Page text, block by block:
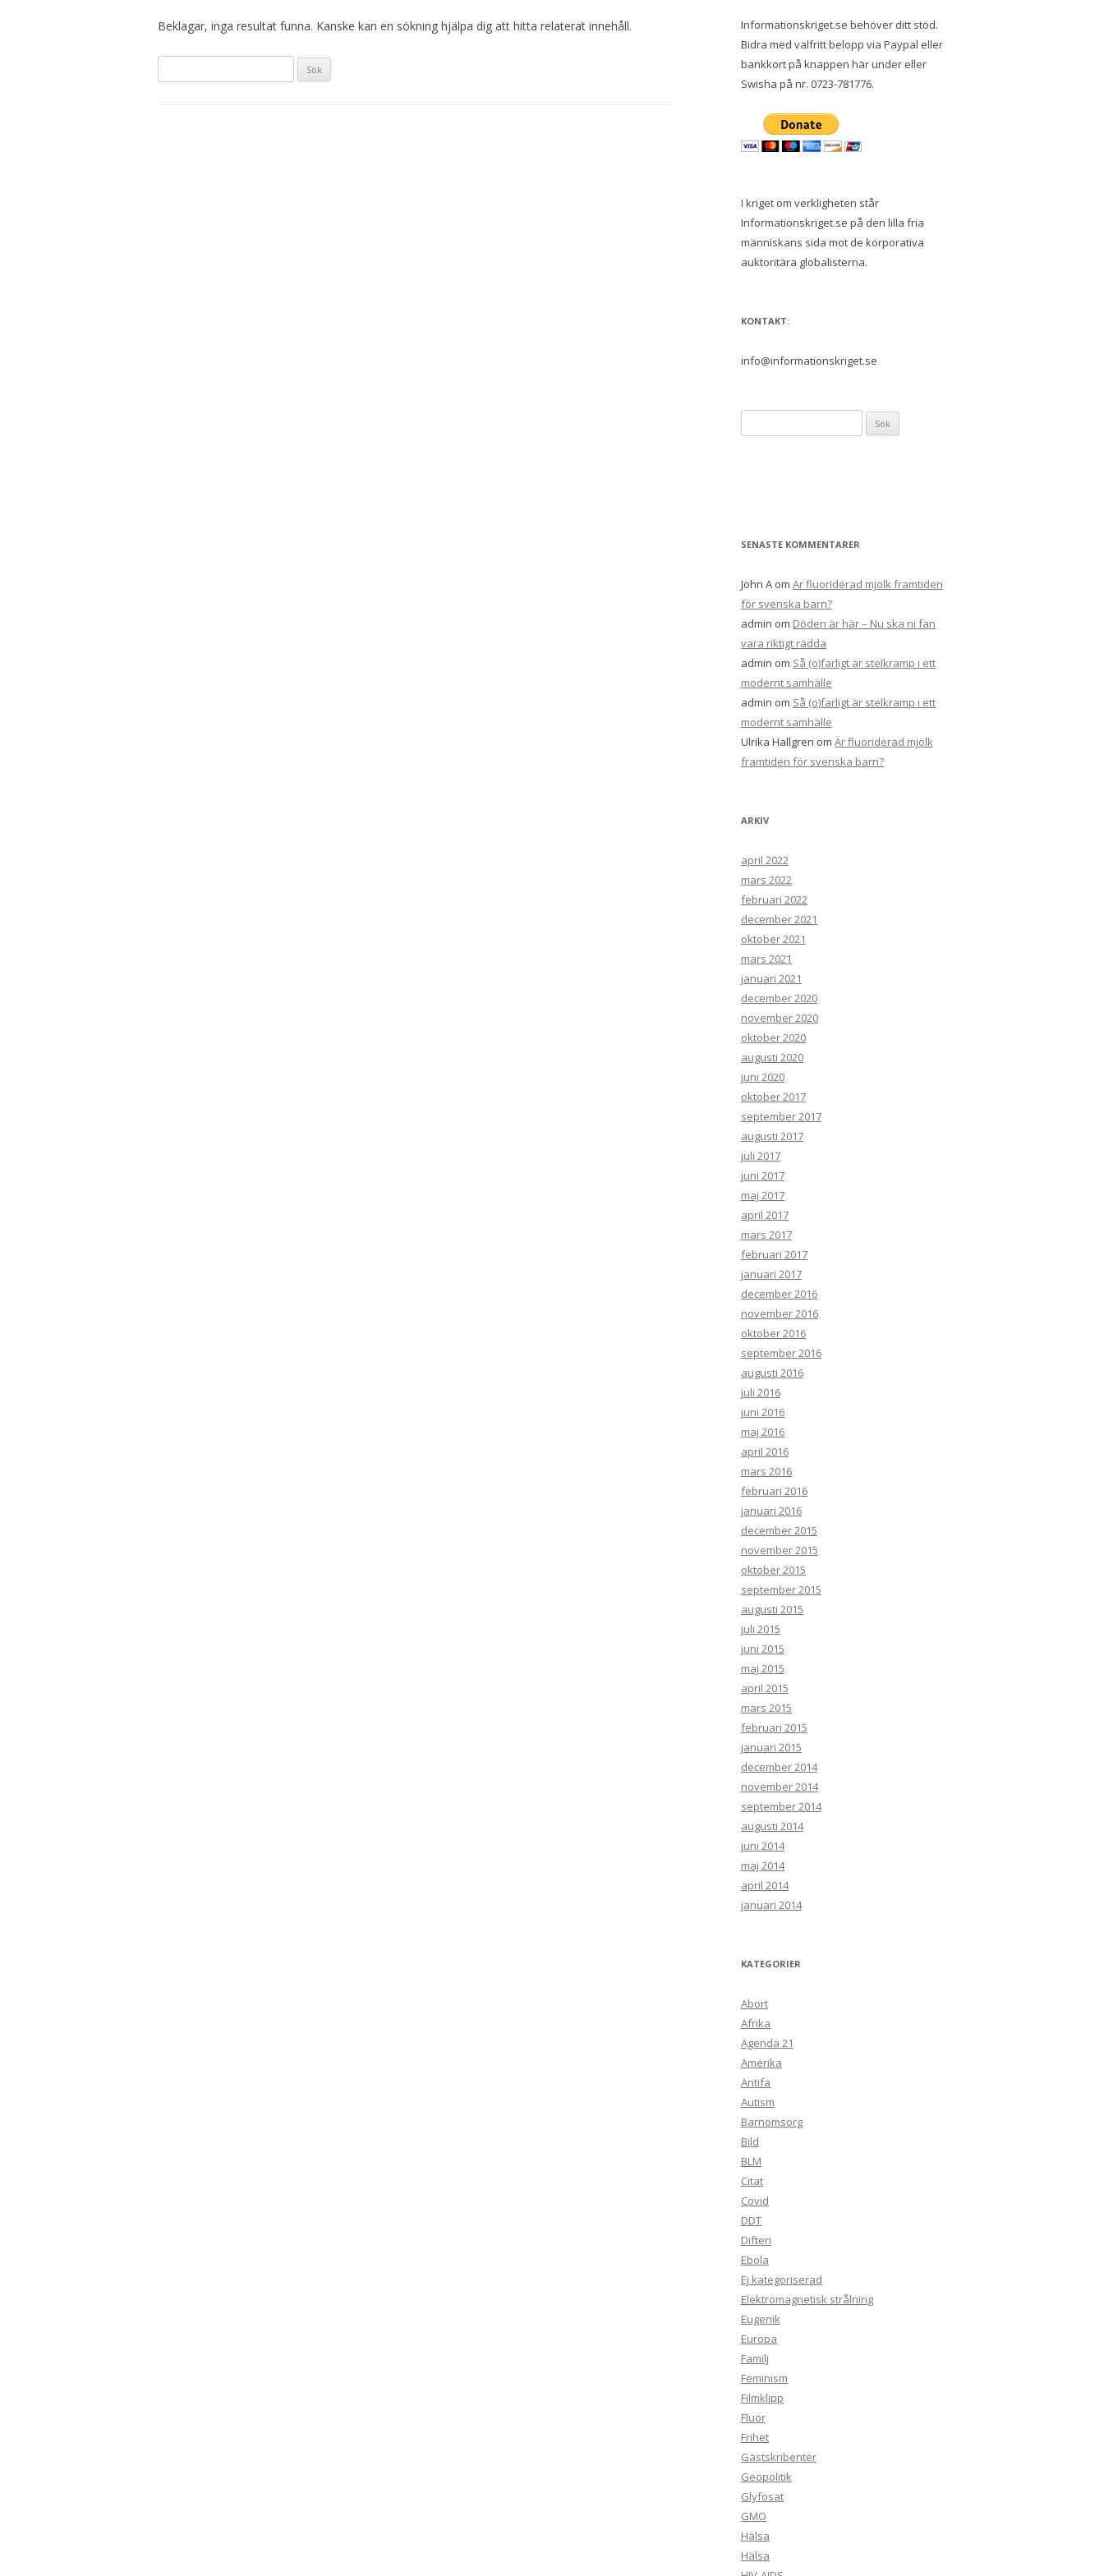
Beklagar, inga resultat funna. Kanske kan en sökning hjälpa dig att hitta relaterat innehåll.
efter:
Informationskriget.se behöver ditt stöd.
Bidra med valfritt belopp via Paypal eller
bankkort på knappen här under eller
Swisha på nr. 0723-781776.
I kriget om verkligheten står
Informationskriget.se på den lilla fria
människans sida mot de korporativa
auktoritära globalisterna.
KONTAKT:
info@informationskriget.se
efter:
SENASTE KOMMENTARER
John A om Är fluoriderad mjölk framtiden
för svenska barn?
admin om Döden är här – Nu ska ni fan
vara riktigt rädda
admin om Så (o)farligt är stelkramp i ett
modernt samhälle
admin om Så (o)farligt är stelkramp i ett
modernt samhälle
Ulrika Hallgren om Är fluoriderad mjölk
framtiden för svenska barn?
ARKIV
april 2022
mars 2022
februari 2022
december 2021
oktober 2021
mars 2021
januari 2021
december 2020
november 2020
oktober 2020
augusti 2020
juni 2020
oktober 2017
september 2017
augusti 2017
juli 2017
juni 2017
maj 2017
april 2017
mars 2017
februari 2017
januari 2017
december 2016
november 2016
oktober 2016
september 2016
augusti 2016
juli 2016
juni 2016
maj 2016
april 2016
mars 2016
februari 2016
januari 2016
december 2015
november 2015
oktober 2015
september 2015
augusti 2015
juli 2015
juni 2015
maj 2015
april 2015
mars 2015
februari 2015
januari 2015
december 2014
november 2014
september 2014
augusti 2014
juni 2014
maj 2014
april 2014
januari 2014
KATEGORIER
Abort
Afrika
Agenda 21
Amerika
Antifa
Autism
Barnomsorg
Bild
BLM
Citat
Covid
DDT
Difteri
Ebola
Ej kategoriserad
Elektromagnetisk strålning
Eugenik
Europa
Familj
Feminism
Filmklipp
Fluor
Frihet
Gästskribenter
Geopolitik
Glyfosat
GMO
Hälsa
Hälsa